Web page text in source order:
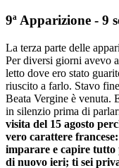
9ª Apparizione - 9
La terza parte delle
Per diversi giorni avevo
letto dove ero stato
riuscito a farlo. Stavo
Beata Vergine è venuta.
in silenzio prima di
visita del 15 agosto
vero carattere
imparare e capire tutto
di nuovo ieri; ti sei